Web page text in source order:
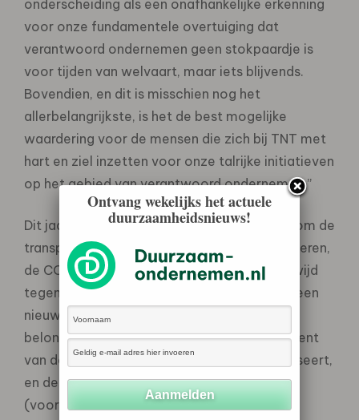
onderscheiding als een onafhankelijke erkenning
voor onze fundamentele overtuiging dat
verantwoord ondernemen geen stokpaardje is
voor tijden van welvaart, maar iets blijvends.
Bovendien, en dit is misschien nog het
allerbelangrijkste, is het de best mogelijke
waardering voor de mensen die zich bij TNT met
hart en ziel inzetten voor onze talrijke initiatieven
op het gebied van verantwoord ondernemen.”
Dit jaar heeft TNT concrete stappen gezet om de
transparantie van de onderneming te verbeteren,
de CO2-uitstoot te verminderen en wereldwijd
tegen honger te strijden. TNT voert dit jaar een
nieuw, internationaal vooruitstrevend
beloningsbeleid in dat de variabele component
van de beloning van topmanagers maximaliseert,
en deze variabele component voor 50%
(voorheen 30%) baseert op niet-financiële
Ontvang wekelijks het actuele
duurzaamheidsnieuws!